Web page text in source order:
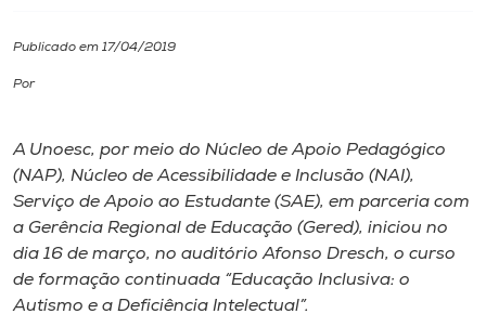
Diplomados
CPA
Biblioteca
Editora
Publicado em 17/04/2019
Por
A Unoesc, por meio do Núcleo de Apoio Pedagógico
(NAP), Núcleo de Acessibilidade e Inclusão (NAI),
Serviço de Apoio ao Estudante (SAE), em parceria com
a Gerência Regional de Educação (Gered), iniciou no
dia 16 de março, no auditório Afonso Dresch, o curso
de formação continuada “Educação Inclusiva: o
Autismo e a Deficiência Intelectual”.